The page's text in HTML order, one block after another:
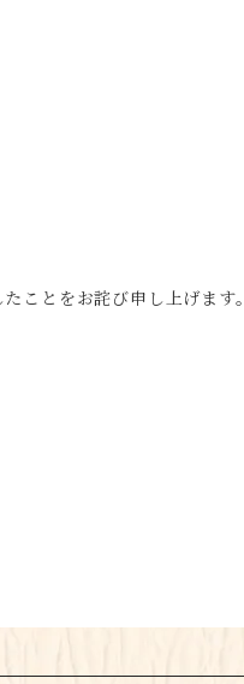
ことをお詫び申し上げます。